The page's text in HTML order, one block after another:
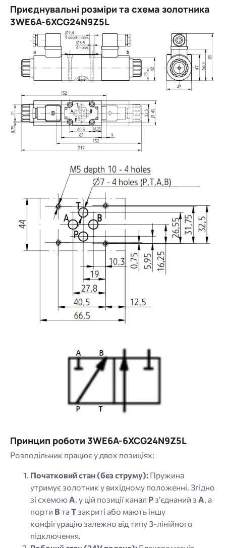
Приєднувальні розміри та схема золотника
3WE6A-6XCG24N9Z5L
Принцип роботи 3WE6A-6XCG24N9Z5L
Розподільник працює у двох позиціях:
Початковий стан (без струму): Пружина
утримує золотник у вихідному положенні. Згідно
зі схемою A , у цій позиції канал P з’єднаний з A , а
порти B таT закриті або мають іншу
конфігурацію залежно від типу 3-лінійного
підключення.